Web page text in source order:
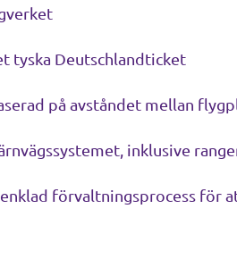
tyska Deutschlandticket
på avståndet mellan
inklusive
förvaltningsprocess för